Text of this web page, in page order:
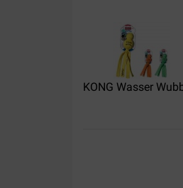
mijn hond is er
Translate to English
KONG Wasser